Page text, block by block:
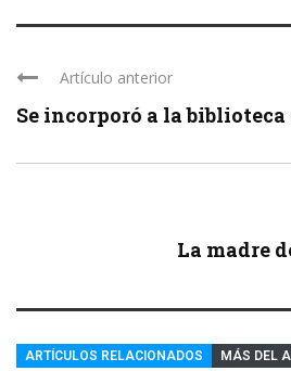
Artículo anterior
Se incorporó a la biblioteca
La madre
ARTÍCULOS RELACIONADOS MÁS DEL